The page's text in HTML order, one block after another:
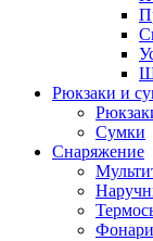
Рюкзаки и
Сумки
Снаряжение
Фонари